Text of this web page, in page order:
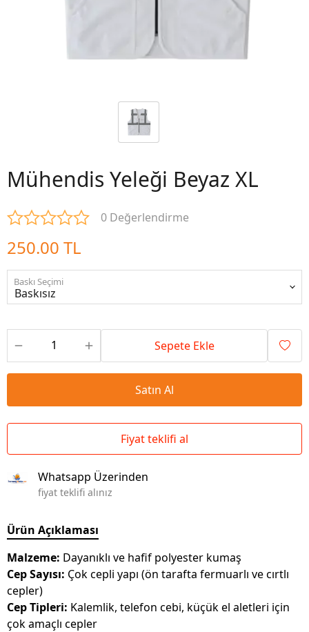
Mühendis Yeleği Beyaz XL
0 Değerlendirme
250.00 TL
Baskı Seçimi
Sepete Ekle
Satın Al
Fiyat teklifi al
Whatsapp Üzerinden
fiyat teklifi alınız
Ürün Açıklaması
Malzeme: Dayanıklı ve hafif polyester kumaş
Cep Sayısı: Çok cepli yapı (ön tarafta fermuarlı ve cırtlı
cepler)
Cep Tipleri: Kalemlik, telefon cebi, küçük el aletleri için
çok amaçlı cepler